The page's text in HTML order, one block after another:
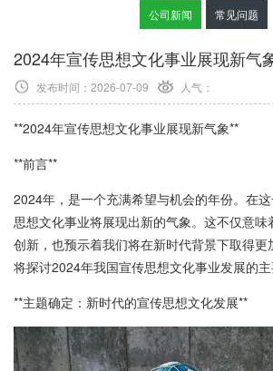
公司新闻 常见问题
2024年宣传思想文化事业展现新气
发布时间：2026-07-09 人气：
**2024年宣传思想文化事业展现新气象**
**前言**
2024年，是一个充满希望与机会的年份。在
思想文化事业将展现出新的气象。这不仅意
创新，也预示着我们将在新时代背景下取得更
将探讨2024年我国宣传思想文化事业发展的主
**主题确定：新时代的宣传思想文化发展**